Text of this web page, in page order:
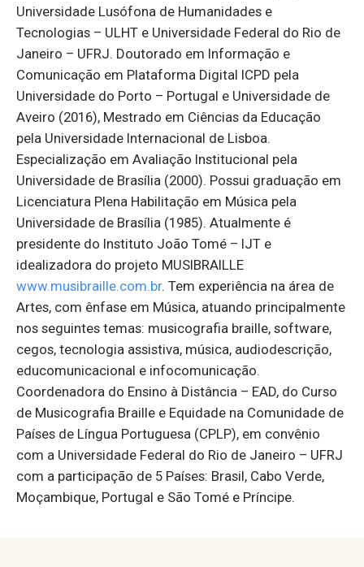
Universidade Lusófona de Humanidades e
Tecnologias – ULHT e Universidade Federal do Rio de
Janeiro – UFRJ. Doutorado em Informação e
Comunicação em Plataforma Digital ICPD pela
Universidade do Porto – Portugal e Universidade de
Aveiro (2016), Mestrado em Ciências da Educação
pela Universidade Internacional de Lisboa.
Especialização em Avaliação Institucional pela
Universidade de Brasília (2000). Possui graduação em
Licenciatura Plena Habilitação em Música pela
Universidade de Brasília (1985). Atualmente é
presidente do Instituto João Tomé – IJT e
idealizadora do projeto MUSIBRAILLE
www.musibraille.com.br. Tem experiência na área de
Artes, com ênfase em Música, atuando principalmente
nos seguintes temas: musicografia braille, software,
cegos, tecnologia assistiva, música, audiodescrição,
educomunicacional e infocomunicação.
Coordenadora do Ensino à Distância – EAD, do Curso
de Musicografia Braille e Equidade na Comunidade de
Países de Língua Portuguesa (CPLP), em convênio
com a Universidade Federal do Rio de Janeiro – UFRJ
com a participação de 5 Países: Brasil, Cabo Verde,
Moçambique, Portugal e São Tomé e Príncipe.